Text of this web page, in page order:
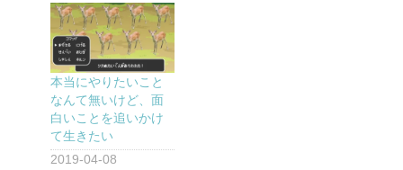
本当にやりたいこと
なんて無いけど、面
白いことを追いかけ
て生きたい
2019-04-08